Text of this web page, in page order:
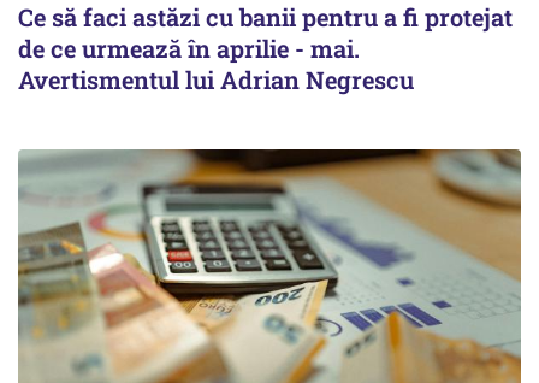
Ce să faci astăzi cu banii pentru a fi protejat
de ce urmează în aprilie - mai.
Avertismentul lui Adrian Negrescu